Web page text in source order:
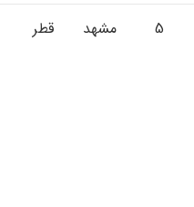
5 مشهد قطر